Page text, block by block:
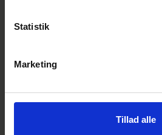
Statistik
Marketing
Tillad alle
udenlandske produkter ikke
Danskerne ønsker
450 Hjælpemidler, er glad